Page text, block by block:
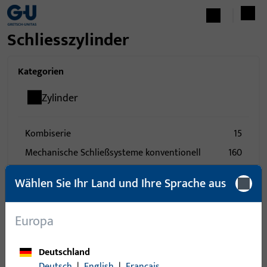
Schliesszylinder
Kategorien
Zylinder
Kombiserie
15
Mechanische Schließsysteme konventionell
160
2
Zubehör
24
Artikel
Wählen Sie Ihr Land und Ihre Sprache aus
Europa
Deutschland